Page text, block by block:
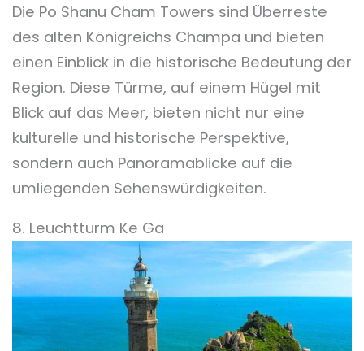
Die Po Shanu Cham Towers sind Überreste
des alten Königreichs Champa und bieten
einen Einblick in die historische Bedeutung der
Region. Diese Türme, auf einem Hügel mit
Blick auf das Meer, bieten nicht nur eine
kulturelle und historische Perspektive,
sondern auch Panoramablicke auf die
umliegenden Sehenswürdigkeiten.
8. Leuchtturm Ke Ga